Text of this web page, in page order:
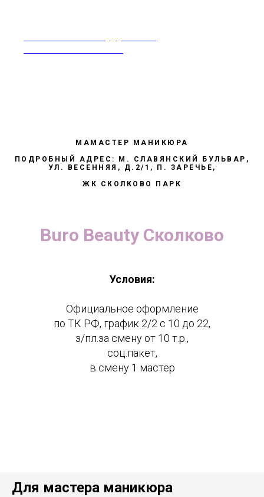
МАМАСТЕР МАНИКЮРА
ПОДРОБНЫЙ АДРЕС: М. СЛАВЯНСКИЙ БУЛЬВАР,
УЛ. ВЕСЕННЯЯ, Д.2/1, П. ЗАРЕЧЬЕ,
ЖК СКОЛКОВО ПАРК
Buro Beauty Сколково
Условия:
Официальное оформление
по ТК РФ, график 2/2 с 10 до 22,
з/пл.за смену от 10 т.р.,
соц.пакет,
в смену 1 мастер
Для мастера маникюра